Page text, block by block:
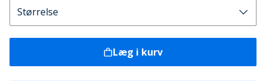
Læg i kurv